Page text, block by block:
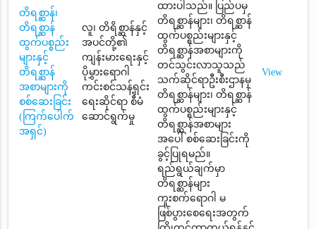
တိရစ္ဆာန်၊
တိရစ္ဆာန်
ထွက်ပစ္စည်း
များနှင့်
တိရစ္ဆာန်
အစာများကို
စစ်ဆေးခြင်း
(ကြက်ပေါက်
အရှင်)
လူ၊ တိရိစ္ဆာန်နှင့်
အပင်တို့၏
ကျန်းမားရေးနှင့်
ပိုမွှားရောဂါ
ကင်းစင်သန့်ရှင်း
ရေးဆိုင်ရာ စီမံ
ဆောင်ရွက်မှု
ထားပါသည်။ ပြည်ပမှ
တိရစ္ဆာန်များ၊ တိရစ္ဆာန်
ထွက်ပစ္စည်းများနှင့်
တိရစ္ဆာန်အစာများကို
တင်သွင်းလာသူသည်
သက်ဆိုင်ရာဦးစီးဌာနမှ
တိရစ္ဆာန်များ၊ တိရစ္ဆာန်
ထွက်ပစ္စည်းများနှင့်
တိရစ္ဆာန်အစာများ
အပေါ် စစ်ဆေးခြင်းကို
ခွင့်ပြုရမည်။
ရည်ရွယ်ချက်မှာ
တိရစ္ဆာန်များ
ကူးစက်ရောဂါ မ
ဖြစ်ပွားစေရေးအတွက်
View